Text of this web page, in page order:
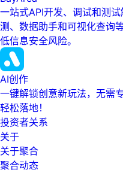
一站式API开发、调试和测
测、数据助手和可视化查询
低信息安全风险。
AI创作
一键解锁创意新玩法，无需
轻松落地！
投资者关系
关于
关于聚合
聚合动态